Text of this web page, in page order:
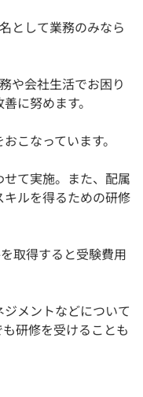
として業務のみなら
や会社生活でお困り
に努めます。
こなっています。
て実施。また、配属
ルを得るための研修
取得すると受験費用
メントなどについて
研修を受けることも